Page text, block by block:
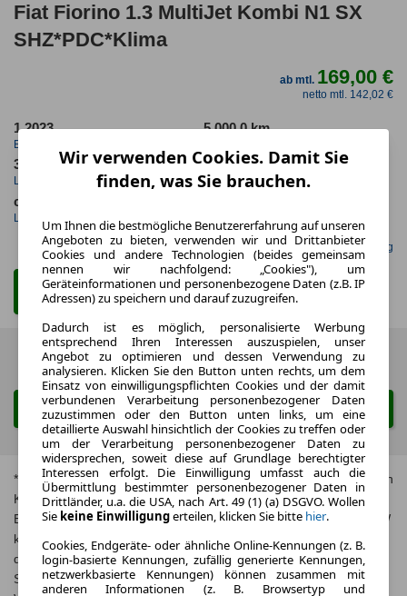
Fiat Fiorino 1.3 MultiJet Kombi N1 SX
SHZ*PDC*Klima
ab mtl. 169,00 €
netto mtl. 142,02 €
1.2023
Erstzulassung
5.000,0 km
36 Monate
Laufzeit
23 km
Kilometerstand
ca. 59 kW (80 PS)
Leistung
Gefunden auf mobile.de Leasing
Zum Leasing Angebot
Zurück 1 von 1 Weiter
Suche ändern
* Jeweils kombinierte Werte. Weitere Informationen zum offiziellen
Kraftstoffverbrauch und zu den offiziellen spezifischen CO₂-
Emissionen und gegebenenfalls zum Stromverbrauch neuer PKW
können dem, Leitfaden über den offiziellen Kraftstoffverbrauch,
die offiziellen spezifischen CO₂-Emissionen und den offiziellen
Stromverbrauch neuer PKW‘ entnommen werden, der an allen
Wir verwenden Cookies. Damit Sie
finden, was Sie brauchen.
Um Ihnen die bestmögliche Benutzererfahrung auf unseren
Angeboten zu bieten, verwenden wir und Drittanbieter
Cookies und andere Technologien (beides gemeinsam
nennen wir nachfolgend: „Cookies"), um
Geräteinformationen und personenbezogene Daten (z.B. IP
Adressen) zu speichern und darauf zuzugreifen.
Dadurch ist es möglich, personalisierte Werbung
entsprechend Ihren Interessen auszuspielen, unser
Angebot zu optimieren und dessen Verwendung zu
analysieren. Klicken Sie den Button unten rechts, um dem
Einsatz von einwilligungspflichten Cookies und der damit
verbundenen Verarbeitung personenbezogener Daten
zuzustimmen oder den Button unten links, um eine
detaillierte Auswahl hinsichtlich der Cookies zu treffen oder
um der Verarbeitung personenbezogener Daten zu
widersprechen, soweit diese auf Grundlage berechtigter
Interessen erfolgt. Die Einwilligung umfasst auch die
Übermittlung bestimmter personenbezogener Daten in
Drittländer, u.a. die USA, nach Art. 49 (1) (a) DSGVO. Wollen
Sie keine Einwilligungerteilen, klicken Sie bitte hier.
Cookies, Endgeräte- oder ähnliche Online-Kennungen (z. B.
login-basierte Kennungen, zufällig generierte Kennungen,
netzwerkbasierte Kennungen) können zusammen mit
anderen Informationen (z. B. Browsertyp und